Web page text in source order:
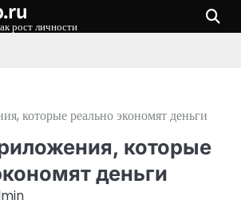
рост личности
которые реально экономят деньги
которые
деньги